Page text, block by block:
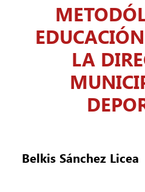
LA
Belkis Sánchez Licea